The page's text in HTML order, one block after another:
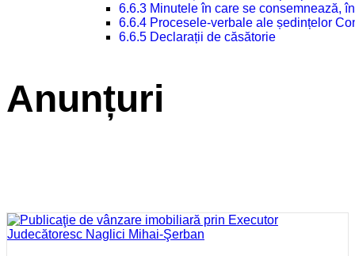
6.6.3 Minutele în care se consemnează,
6.6.4 Procesele-verbale ale ședințelor
6.6.5 Declarații de căsătorie
Anunțuri